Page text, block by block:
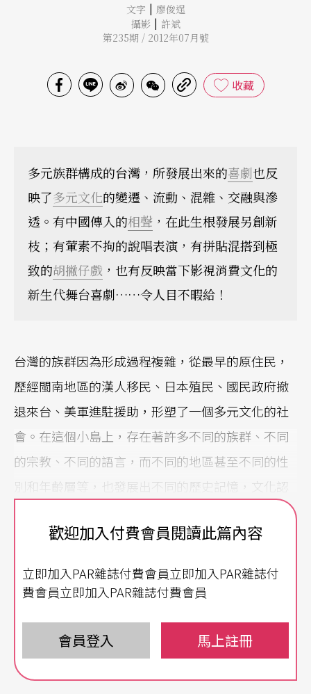
文字 | 廖俊逞
攝影 | 許斌
第235期 / 2012年07月號
收藏
多元族群構成的台灣，所發展出來的喜劇也反
映了多元文化的變遷、流動、混雜、交融與滲
透。有中國傳入的相聲 ，在此生根發展另創新
枝；有葷素不拘的說唱表演，有拼貼混搭到極
致的胡撇仔戲 ，也有反映當下影視消費文化的
新生代舞台喜劇……令人目不暇給！
台灣的族群因為形成過程複雜，從最早的原住民，
歷經閩南地區的漢人移民、日本殖民、國民政府撤
退來台、美軍進駐援助，形塑了一個多元文化的社
會。在這個小島上，存在著許多不同的族群、不同
的宗教、不同的語言，而不同的地區甚至不同的性
別和年齡層等，也發展出不同的歷史記憶，文化認
同與審美經驗。以喜劇類型而言，從傳統相聲到相
聲劇，本地歌仔戲的胡撇仔戲變種，由民間走唱藝
目的風行，網路kuso笑話等，台式喜劇，反映的正
相聲入台 落地變形貼近在地生活
歡迎加入付費會員閱讀此篇內容
立即加入PAR雜誌付費會員立即加入PAR雜誌付
費會員立即加入PAR雜誌付費會員
會員登入 馬上註冊